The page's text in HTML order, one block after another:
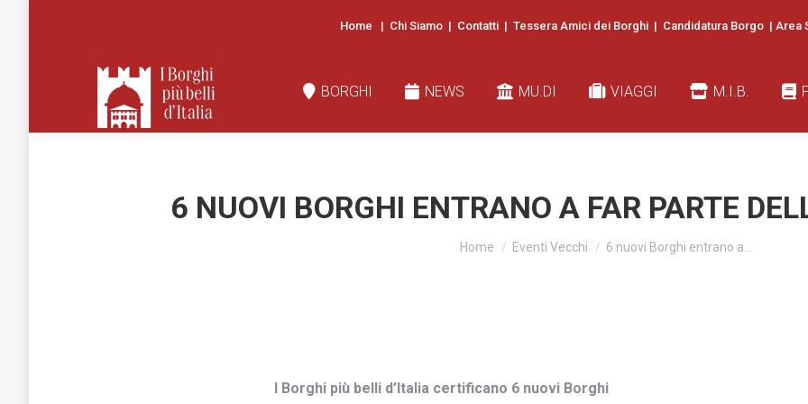
Home | Chi Siamo | Contatti | Tessera Amici dei Borghi | Candidatura Borgo | Area
BORGHI NEWS MU.DI VIAGGI M.I.B.
6 NUOVI BORGHI ENTRANO A FAR PARTE
You are here:
Home Eventi Vecchi 6 nuovi Borghi entrano a…
I Borghi più belli d’Italia certificano 6 nuovi Borghi
NEWS MU.DI VIAGGI M.I.B.